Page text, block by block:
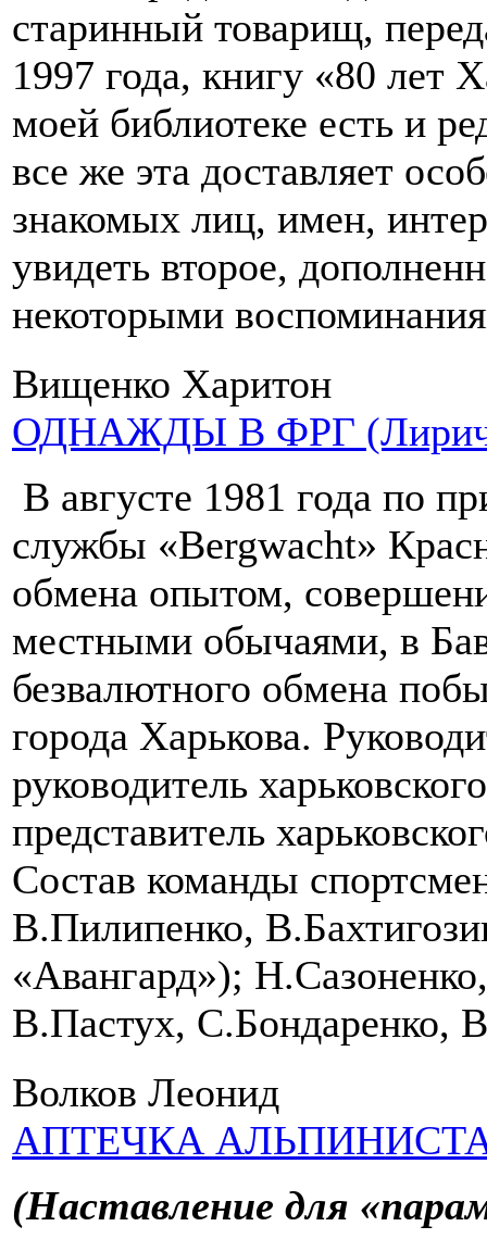
старинный товарищ,
1997 года, книгу «80 лет
моей библиотеке есть и
все же эта доставляет
знакомых лиц, имен,
увидеть второе,
некоторыми
Вищенко Харитон
ОДНАЖДЫ В ФРГ
В августе 1981 года по
службы «Bergwacht»
обмена опытом,
местными обычаями, в
безвалютного обмена
города Харькова.
руководитель
представитель
Состав команды
В.Пилипенко,
«Авангард»);
В.Пастух, С.Бондаренко,
Волков Леонид
АПТЕЧКА
(Наставление для